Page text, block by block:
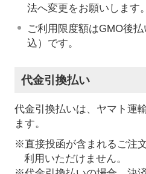
法へ変更をお願いします。
ご利用限度額はGMO後
込）です。
代金引換払い
代金引換払いは、ヤマト運
ます。
※直接投函が含まれるご注
利用いただけません。